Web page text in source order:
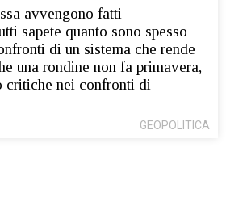
avvengono fatti
sapete quanto sono spesso
di un sistema che rende
una rondine non fa primavera,
critiche nei confronti di
GEOPOLITICA